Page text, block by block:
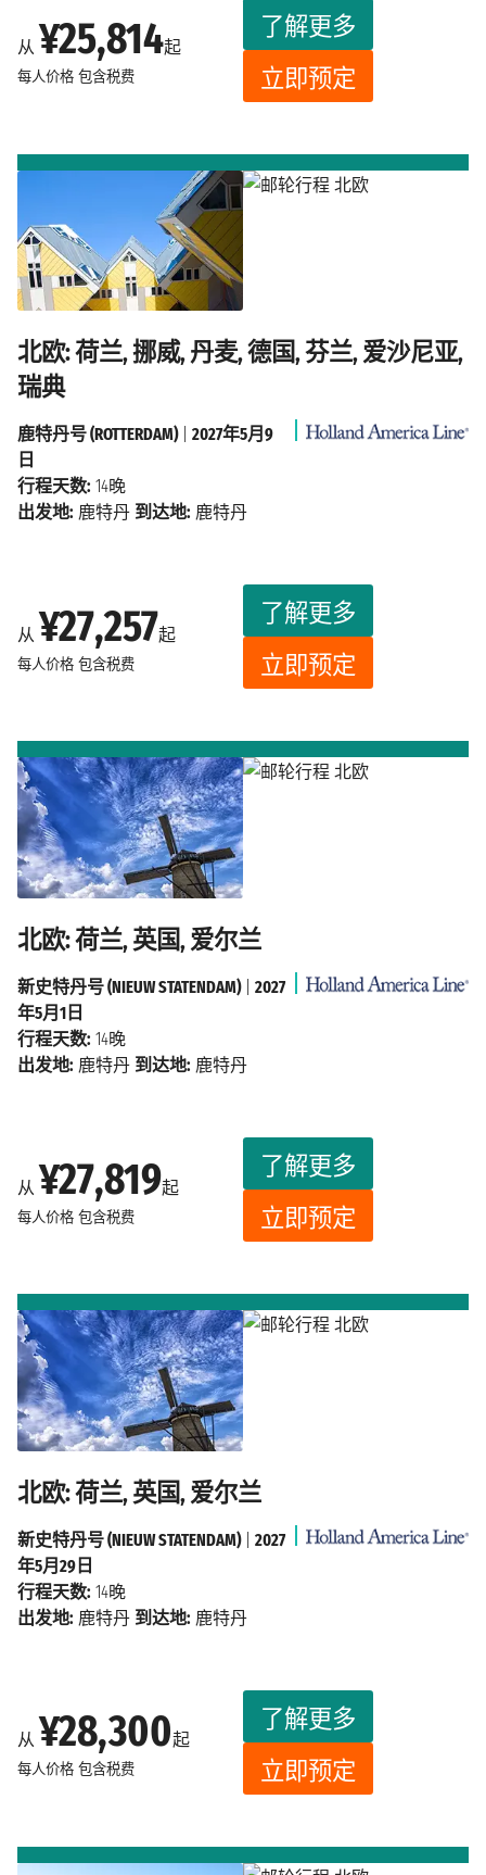
从 ¥25,814起
每人价格 包含税费
了解更多
立即预定
北欧: 荷兰, 挪威, 丹麦, 德国, 芬兰, 爱沙尼亚,
瑞典
从 ¥27,257起
每人价格 包含税费
了解更多
立即预定
鹿特丹号 (ROTTERDAM)| 2027年5月9
日
行程天数: 14晚
出发地: 鹿特丹 到达地: 鹿特丹
北欧: 荷兰, 英国, 爱尔兰
从 ¥27,819起
每人价格 包含税费
了解更多
立即预定
新史特丹号 (NIEUW STATENDAM)| 2027
年5月1日
行程天数: 14晚
出发地: 鹿特丹 到达地: 鹿特丹
北欧: 荷兰, 英国, 爱尔兰
从 ¥28,300起
每人价格 包含税费
了解更多
立即预定
新史特丹号 (NIEUW STATENDAM)| 2027
年5月29日
行程天数: 14晚
出发地: 鹿特丹 到达地: 鹿特丹